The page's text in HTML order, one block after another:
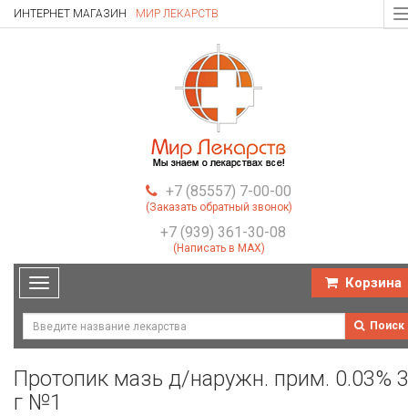
ИНТЕРНЕТ МАГАЗИН МИР ЛЕКАРСТВ
+7 (85557) 7-00-00
(Заказать обратный звонок)
+7 (939) 361-30-08
(Написать в MAX)
Toggle
navigation
Корзина
Поиск
Протопик мазь д/наружн. прим. 0.03%
г №1